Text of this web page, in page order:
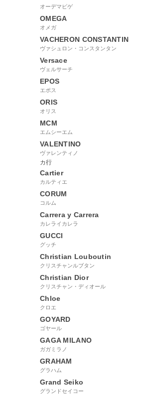
オーデマピゲ
OMEGA
オメガ
VACHERON CONSTANTIN
ヴァシュロン・コンスタンタン
Versace
ヴェルサーチ
EPOS
エポス
ORIS
オリス
MCM
エムシーエム
VALENTINO
ヴァレンティノ
カ行
Cartier
カルティエ
CORUM
コルム
Carrera y Carrera
カレライカレラ
GUCCI
グッチ
Christian Louboutin
クリスチャンルブタン
Christian Dior
クリスチャン・ディオール
Chloe
クロエ
GOYARD
ゴヤール
GAGA MILANO
ガガミラノ
GRAHAM
グラハム
Grand Seiko
グランドセイコー